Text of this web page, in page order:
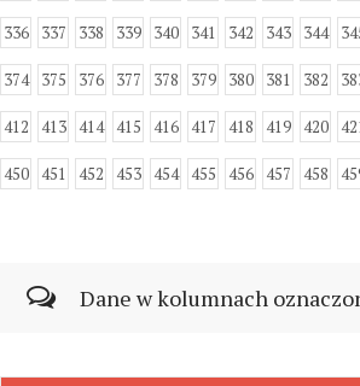
336 337 338 339 340 341 342 343 344
374 375 376 377 378 379 380 381 382
412 413 414 415 416 417 418 419 420
450 451 452 453 454 455 456 457 458
Dane w kolumnach